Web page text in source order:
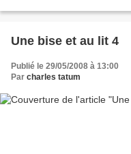
Une bise et au lit 4
Publié le 29/05/2008 à 13:00
Par charles tatum